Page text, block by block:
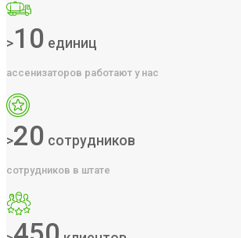
>10 единиц
ассенизаторов работают у нас
>20 сотрудников
сотрудников в штате